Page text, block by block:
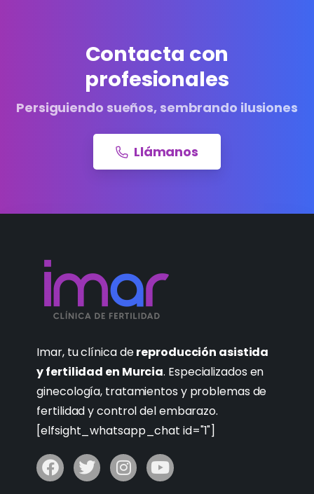
Contacta con
profesionales
Persiguiendo sueños, sembrando ilusiones
Llámanos
Imar, tu clínica dereproducción asistida
y fertilidad en Murcia. Especializados en
ginecología, tratamientos y problemas de
fertilidad y control del embarazo.
[elfsight_whatsapp_chat id="1"]